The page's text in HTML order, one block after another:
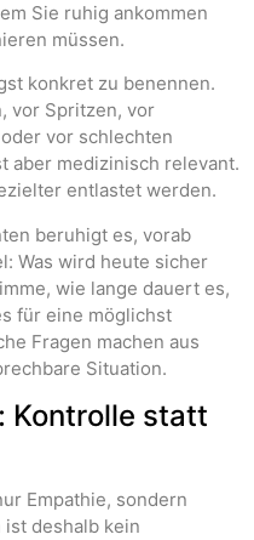
Sie ruhig ankommen
müssen.
konkret zu benennen.
vor Spritzen, vor
vor schlechten
aber medizinisch relevant.
entlastet werden.
beruhigt es, vorab
Was wird heute sicher
wie lange dauert es,
für eine möglichst
Fragen machen aus
Situation.
Kontrolle statt
Empathie, sondern
ist deshalb kein